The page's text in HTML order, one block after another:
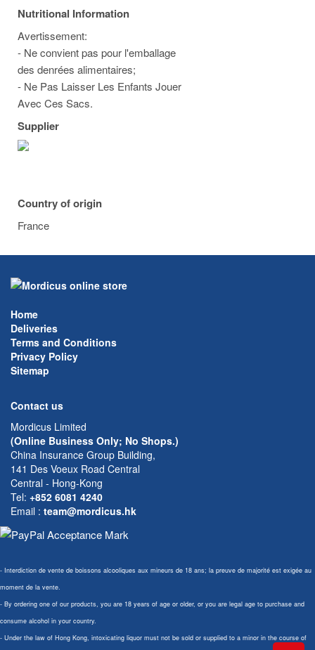
Nutritional Information
Avertissement:
- Ne convient pas pour l'emballage
des denrées alimentaires;
- Ne Pas Laisser Les Enfants Jouer
Avec Ces Sacs.
Supplier
Country of origin
France
Home
Deliveries
Terms and Conditions
Privacy Policy
Sitemap
Contact us
Mordicus Limited
(Online Business Only; No Shops.)
China Insurance Group Building,
141 Des Voeux Road Central
Central - Hong-Kong
Tel: +852 6081 4240
Email : team@mordicus.hk
- Interdiction de vente de boissons alcooliques aux mineurs de 18 ans; la preuve de majorité est exigée au
moment de la vente.
- By ordering one of our products, you are 18 years of age or older, or you are legal age to purchase and
consume alcohol in your country.
- Under the law of Hong Kong, intoxicating liquor must not be sold or supplied to a minor in the course of